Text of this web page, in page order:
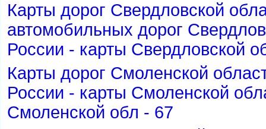
Карты дорог Свердловской
автомобильных дорог
России - карты Свердловской
Карты дорог Смоленской
России - карты Смоленской
Смоленской обл - 67